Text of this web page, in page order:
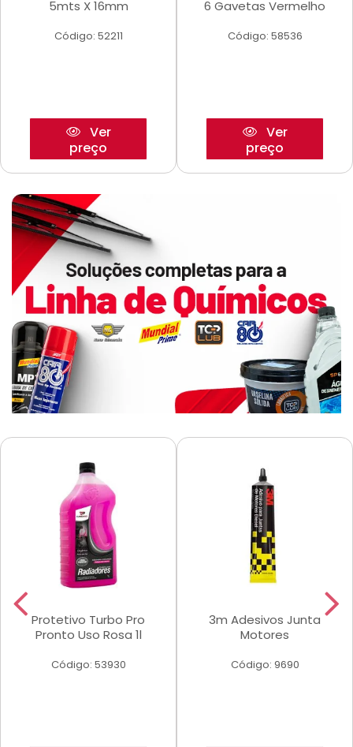
5mts X 16mm
Código: 52211
Ver
preço
6 Gavetas Vermelho
Código: 58536
Ver
preço
Protetivo Turbo Pro
Pronto Uso Rosa 1l
Código: 53930
3m Adesivos Junta
Motores
Código: 9690